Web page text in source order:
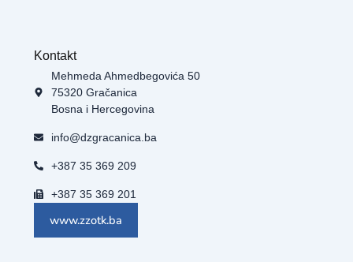
Kontakt
Mehmeda Ahmedbegovića 50
75320 Gračanica
Bosna i Hercegovina
info@dzgracanica.ba
+387 35 369 209
+387 35 369 201
www.zzotk.ba